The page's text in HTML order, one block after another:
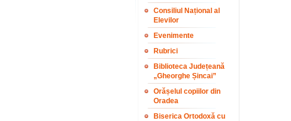
Consiliul Național al
Elevilor
Evenimente
Rubrici
Biblioteca Județeană
„Gheorghe Șincai”
Orășelul copiilor din
Oradea
Biserica Ortodoxă cu